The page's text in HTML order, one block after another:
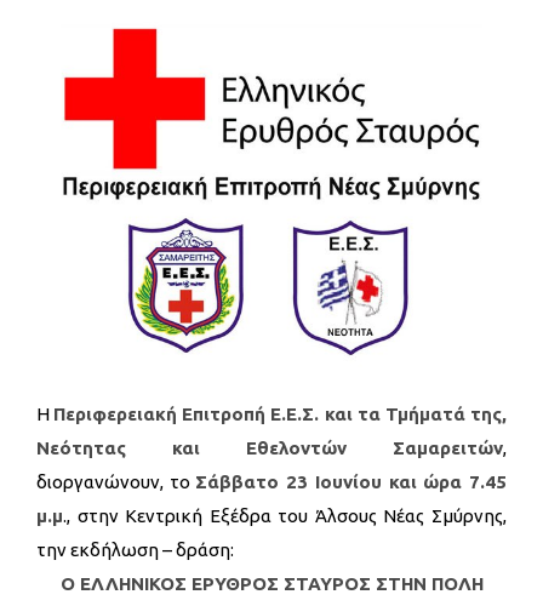
H Περιφερειακή Επιτροπή Ε.Ε.Σ. και τα Τμήματά της,
Νεότητας και Εθελοντών Σαμαρειτών,
διοργανώνουν, το Σάββατο 23 Ιουνίου και ώρα 7.45
μ.μ., στην Κεντρική Εξέδρα του Άλσους Νέας Σμύρνης,
την εκδήλωση – δράση:
Ο ΕΛΛΗΝΙΚΟΣ ΕΡΥΘΡΟΣ ΣΤΑΥΡΟΣ ΣΤΗΝ ΠΟΛΗ